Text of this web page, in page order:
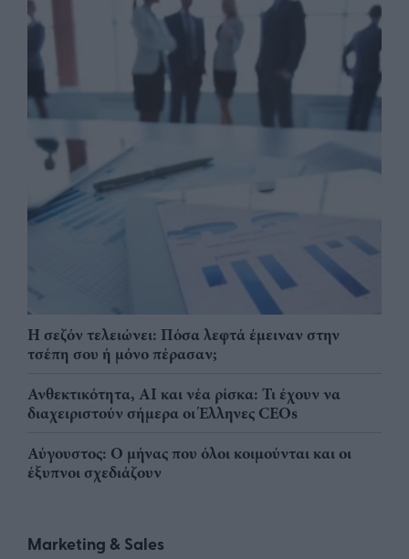
Η σεζόν τελειώνει: Πόσα λεφτά έμειναν στην
τσέπη σου ή μόνο πέρασαν;
Ανθεκτικότητα, AI και νέα ρίσκα: Τι έχουν να
διαχειριστούν σήμερα οι Έλληνες CEOs
Αύγουστος: Ο μήνας που όλοι κοιμούνται και οι
έξυπνοι σχεδιάζουν
Marketing & Sales